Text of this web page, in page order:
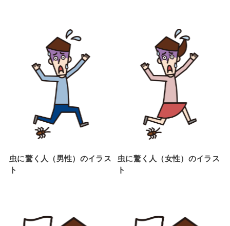
虫に驚く人（男性）のイラス
ト
虫に驚く人（女性）のイラス
ト